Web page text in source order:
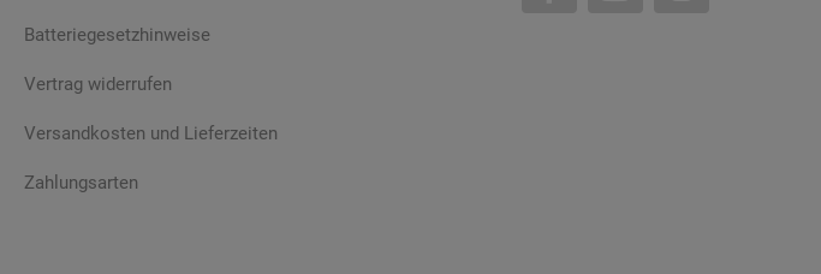
Batteriegesetzhinweise
Vertrag widerrufen
Versandkosten und Lieferzeiten
Zahlungsarten